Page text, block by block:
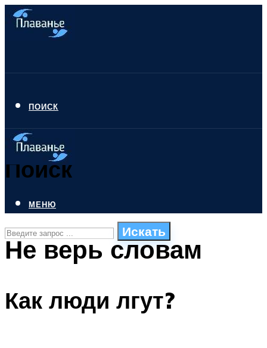
ПОИСК
Поиск
Искать
СТИЛИ ПЛАВАНЬЯ
ПЛАВАНЬЕ ДЛЯ ПОХУДЕНИЯ
БАССЕЙН ДЛЯ ДОМА
МЕНЮ
Не верь словам
Как люди лгут?